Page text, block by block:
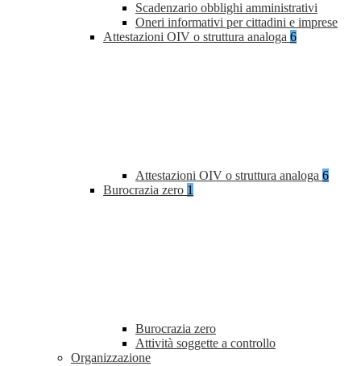
Scadenzario obblighi amministrativi
Oneri informativi per cittadini e imprese
Attestazioni OIV o struttura analoga 6
Attestazioni OIV o struttura analoga 6
Burocrazia zero 1
Burocrazia zero
Attività soggette a controllo
Organizzazione